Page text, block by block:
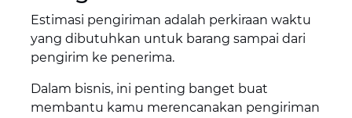
Estimasi pengiriman adalah perkiraan waktu
yang dibutuhkan untuk barang sampai dari
pengirim ke penerima.
Dalam bisnis, ini penting banget buat
membantu kamu merencanakan pengiriman